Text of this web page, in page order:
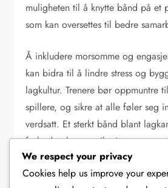
muligheten til å knytte bånd på et
som kan oversettes til bedre
Å inkludere morsomme og
kan bidra til å lindre stress og
lagkultur. Trenere bør oppmuntre
spillere, og sikre at alle føler seg
verdsatt. Et sterkt bånd blant
forbedret kommunikasjon og
kampene.
We respect your privacy
Cookies help us improve your